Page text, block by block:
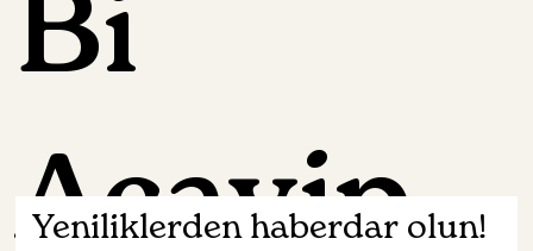
Bi
Acayip
Yeniliklerden haberdar olun!